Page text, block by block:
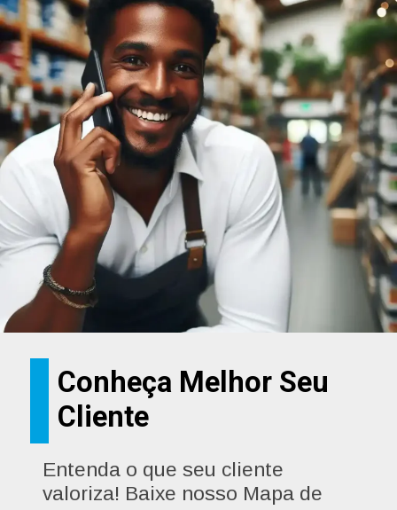
Conheça Melhor Seu
Cliente
Entenda o que seu cliente
valoriza! Baixe nosso Mapa de